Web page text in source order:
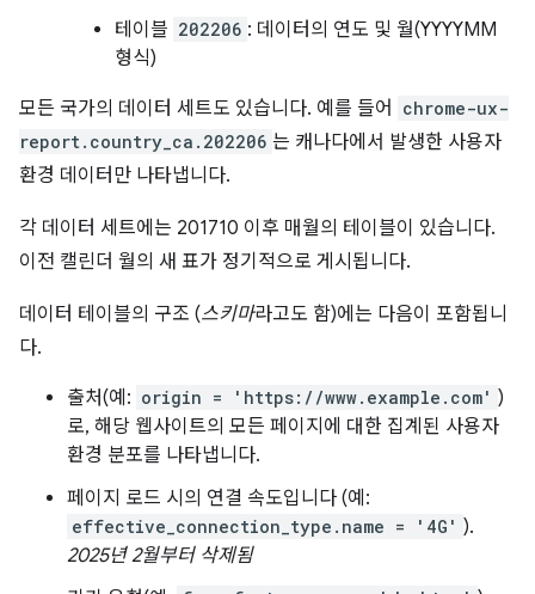
테이블 202206 : 데이터의 연도 및 월(YYYYMM
형식)
모든 국가의 데이터 세트도 있습니다. 예를 들어
chrome-ux-
report.country_ca.202206 는 캐나다에서 발생한 사용자
환경 데이터만 나타냅니다.
각 데이터 세트에는 201710 이후 매월의 테이블이 있습니다.
이전 캘린더 월의 새 표가 정기적으로 게시됩니다.
데이터 테이블의 구조 (스키마라고도 함)에는 다음이 포함됩니
다.
출처(예: origin = 'https://www.example.com' )
로, 해당 웹사이트의 모든 페이지에 대한 집계된 사용자
환경 분포를 나타냅니다.
페이지 로드 시의 연결 속도입니다 (예:
effective_connection_type.name = '4G' ).
2025년 2월부터 삭제됨